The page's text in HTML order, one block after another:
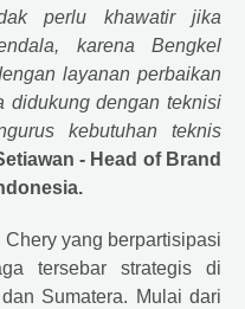
perlu khawatir jika
karena Bengkel
layanan perbaikan
didukung dengan teknisi
kebutuhan teknis
- Head of Brand
Chery yang berpartisipasi
tersebar strategis di
Sumatera. Mulai dari